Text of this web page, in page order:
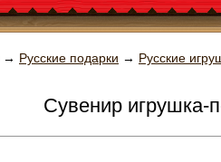
→ Русские подарки → Русские
Сувенир игрушка-